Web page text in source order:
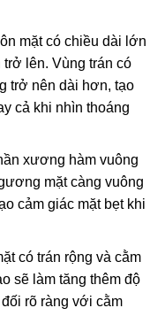
mặt có chiều dài lớn
lên. Vùng trán có
trở nên dài hơn, tạo
cả khi nhìn thoáng
xương hàm vuông
mặt càng vuông
cảm giác mặt bẹt khi
có trán rộng và cằm
sẽ làm tăng thêm độ
rõ ràng với cằm